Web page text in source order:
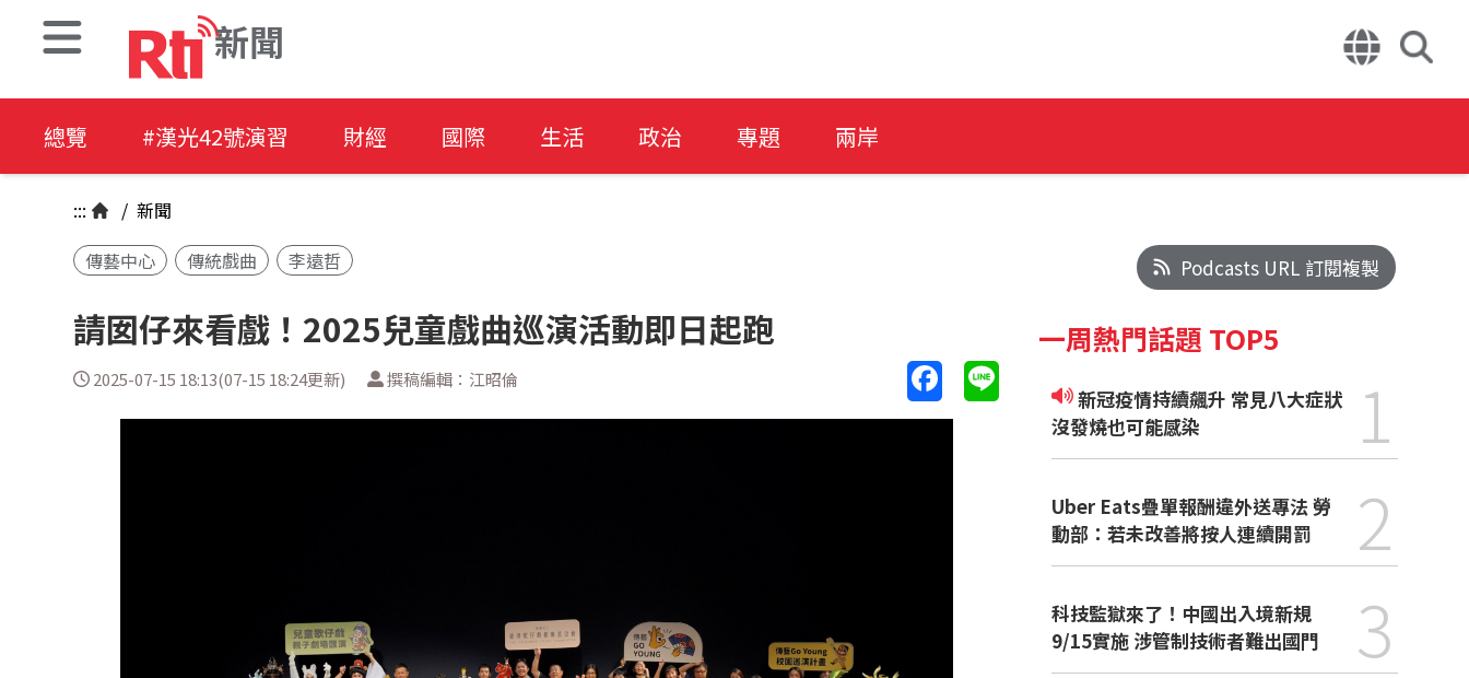
新聞
總覽 #漢光42號演習 財經 國際 生活 政治 專題 兩岸
::: / 新聞
傳藝中心
傳統戲曲 李遠哲
請囡仔來看戲！2025兒童戲曲巡演活動即日起跑
2025-07-15 18:13(07-15 18:24更新) 撰稿編輯：江昭倫
Podcasts URL 訂閱複製
一周熱門話題 TOP5
新冠疫情持續飆升 常見八大症狀
沒發燒也可能感染
1
Uber Eats疊單報酬違外送專法 勞
動部：若未改善將按人連續開罰
2
科技監獄來了！中國出入境新規
9/15實施 涉管制技術者難出國門
3